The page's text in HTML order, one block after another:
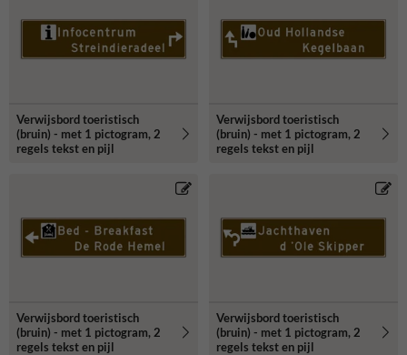
Verwijsbord toeristisch
(bruin) - met 1 pictogram, 2
regels tekst en pijl
Verwijsbord toeristisch
(bruin) - met 1 pictogram, 2
regels tekst en pijl
Verwijsbord toeristisch
(bruin) - met 1 pictogram, 2
regels tekst en pijl
Verwijsbord toeristisch
(bruin) - met 1 pictogram, 2
regels tekst en pijl